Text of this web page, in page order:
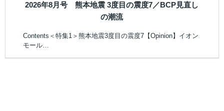
2026年8月号 熊本地震 3度目の震度7／BCP見直し
の潮流
Contents＜特集1＞熊本地震3度目の震度7【Opinion】イオン
モール…